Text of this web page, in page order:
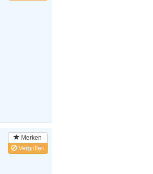
Merken
Vergriffen